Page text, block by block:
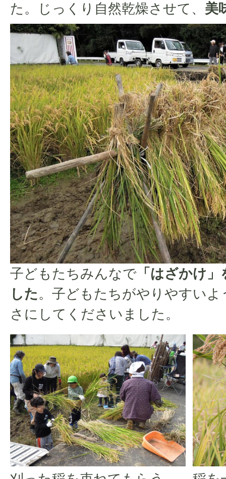
た。じっくり自然乾燥させて、 美
子どもたちみんなで 「はざかけ
した。子どもたちがやりやすい
さにしてくださいました。